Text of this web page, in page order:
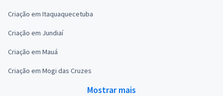
Criação em Itaquaquecetuba
Criação em Jundiaí
Criação em Mauá
Criação em Mogi das Cruzes
Mostrar mais